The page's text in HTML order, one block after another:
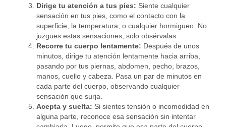
Dirige tu atención a tus pies: Siente cualquier
sensación en tus pies, como el contacto con la
superficie, la temperatura, o cualquier hormigueo. No
juzgues estas sensaciones, solo obsérvalas.
Recorre tu cuerpo lentamente: Después de unos
minutos, dirige tu atención lentamente hacia arriba,
pasando por tus piernas, abdomen, pecho, brazos,
manos, cuello y cabeza. Pasa un par de minutos en
cada parte del cuerpo, observando cualquier
sensación que surja.
Acepta y suelta: Si sientes tensión o incomodidad en
alguna parte, reconoce esa sensación sin intentar